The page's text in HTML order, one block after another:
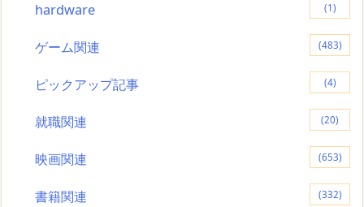
hardware (1)
ゲーム関連 (483)
ピックアップ記事 (4)
就職関連 (20)
映画関連 (653)
書籍関連 (332)